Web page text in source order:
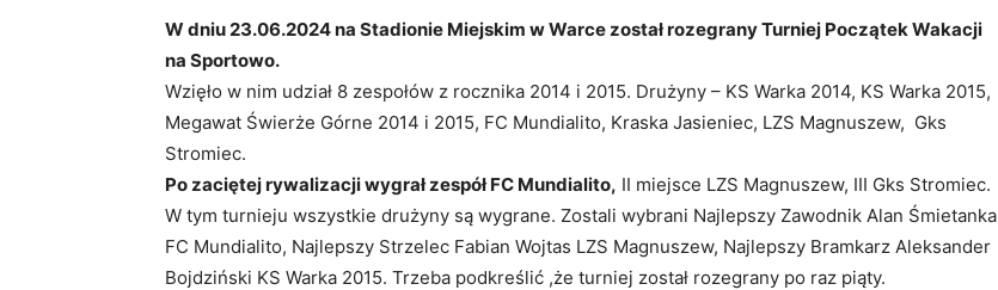
W dniu 23.06.2024 na Stadionie Miejskim w Warce został rozegrany Turniej Początek Wakacji
na Sportowo.
Wzięło w nim udział 8 zespołów z rocznika 2014 i 2015. Drużyny – KS Warka 2014, KS Warka 2015,
Megawat Świerże Górne 2014 i 2015, FC Mundialito, Kraska Jasieniec, LZS Magnuszew, Gks
Stromiec.
Po zaciętej rywalizacji wygrał zespół FC Mundialito, II miejsce LZS Magnuszew, III Gks Stromiec.
W tym turnieju wszystkie drużyny są wygrane. Zostali wybrani Najlepszy Zawodnik Alan Śmietanka
FC Mundialito, Najlepszy Strzelec Fabian Wojtas LZS Magnuszew, Najlepszy Bramkarz Aleksander
Bojdziński KS Warka 2015. Trzeba podkreślić ,że turniej został rozegrany po raz piąty.